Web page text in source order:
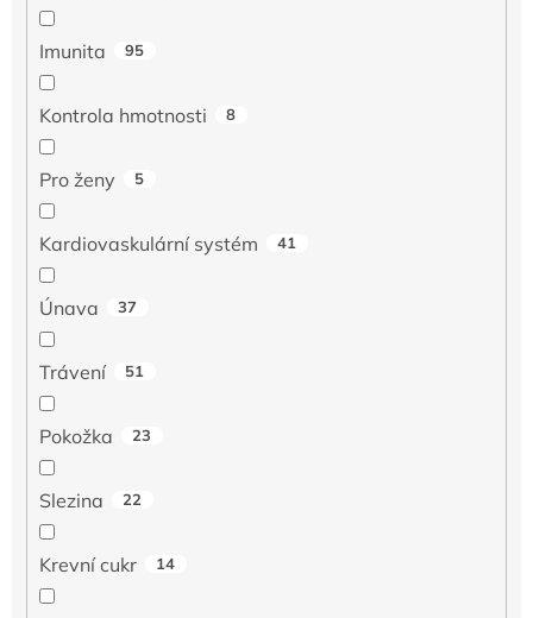
Imunita 95
Kontrola hmotnosti 8
Pro ženy 5
Kardiovaskulární systém 41
Únava 37
Trávení 51
Pokožka 23
Slezina 22
Krevní cukr 14